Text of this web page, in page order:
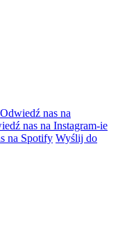
Odwiedź nas na
nas na Instagram-ie
na Spotify Wyślij do